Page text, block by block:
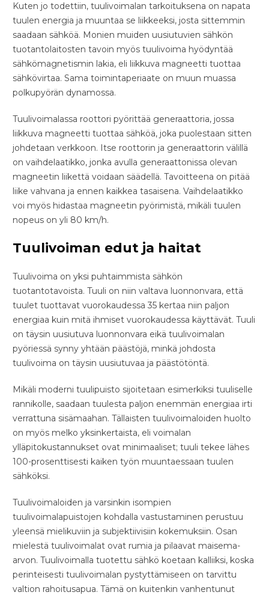
Kuten jo todettiin, tuulivoimalan tarkoituksena on napata
tuulen energia ja muuntaa se liikkeeksi, josta sittemmin
saadaan sähköä. Monien muiden uusiutuvien sähkön
tuotantolaitosten tavoin myös tuulivoima hyödyntää
sähkömagnetismin lakia, eli liikkuva magneetti tuottaa
sähkövirtaa. Sama toimintaperiaate on muun muassa
polkupyörän dynamossa.
Tuulivoimalassa roottori pyörittää generaattoria, jossa
liikkuva magneetti tuottaa sähköä, joka puolestaan sitten
johdetaan verkkoon. Itse roottorin ja generaattorin välillä
on vaihdelaatikko, jonka avulla generaattonissa olevan
magneetin liikettä voidaan säädellä. Tavoitteena on pitää
liike vahvana ja ennen kaikkea tasaisena. Vaihdelaatikko
voi myös hidastaa magneetin pyörimistä, mikäli tuulen
nopeus on yli 80 km/h.
Tuulivoiman edut ja haitat
Tuulivoima on yksi puhtaimmista sähkön
tuotantotavoista. Tuuli on niin valtava luonnonvara, että
tuulet tuottavat vuorokaudessa 35 kertaa niin paljon
energiaa kuin mitä ihmiset vuorokaudessa käyttävät. Tuuli
on täysin uusiutuva luonnonvara eikä tuulivoimalan
pyöriessä synny yhtään päästöjä, minkä johdosta
tuulivoima on täysin uusiutuvaa ja päästötöntä.
Mikäli moderni tuulipuisto sijoitetaan esimerkiksi tuuliselle
rannikolle, saadaan tuulesta paljon enemmän energiaa irti
verrattuna sisämaahan. Tällaisten tuulivoimaloiden huolto
on myös melko yksinkertaista, eli voimalan
ylläpitokustannukset ovat minimaaliset; tuuli tekee lähes
100-prosenttisesti kaiken työn muuntaessaan tuulen
sähköksi.
Tuulivoimaloiden ja varsinkin isompien
tuulivoimalapuistojen kohdalla vastustaminen perustuu
yleensä mielikuviin ja subjektiivisiin kokemuksiin. Osan
mielestä tuulivoimalat ovat rumia ja pilaavat maisema-
arvon. Tuulivoimalla tuotettu sähkö koetaan kalliiksi, koska
perinteisesti tuulivoimalan pystyttämiseen on tarvittu
valtion rahoitusapua. Tämä on kuitenkin vanhentunut